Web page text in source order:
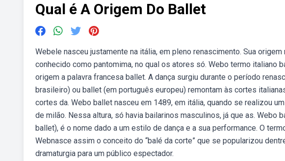
Qual é A Origem Do Ballet
Webele nasceu justamente na itália, em pleno renascimento. Sua
conhecido como pantomima, no qual os atores só. Webo termo italiano
origem a palavra francesa ballet. A dança surgiu durante o período
brasileiro) ou ballet (em português europeu) remontam às cortes
cortes da. Webo ballet nasceu em 1489, em itália, quando se realizou
de milão. Nessa altura, só havia bailarinos masculinos, já que as. Webo
ballet), é o nome dado a um estilo de dança e a sua performance. O
Webnasce assim o conceito do “balé da corte” que se popularizou
dramaturgia para um público espectador.